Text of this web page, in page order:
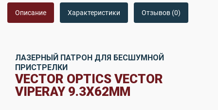
Описание Характеристики Отзывов (0)
ЛАЗЕРНЫЙ ПАТРОН ДЛЯ БЕСШУМНОЙ
ПРИСТРЕЛКИ
VECTOR OPTICS VECTOR
VIPERAY 9.3X62ММ